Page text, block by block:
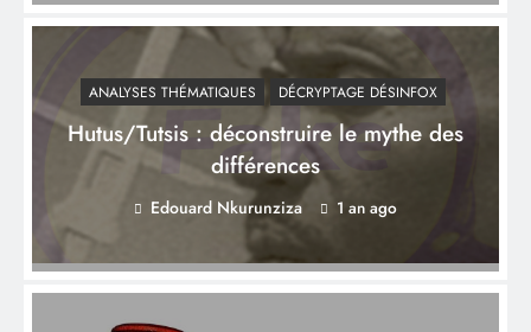
ANALYSES THÉMATIQUES DÉCRYPTAGE DÉSINFOX
Hutus/Tutsis : déconstruire le mythe des
différences
Edouard Nkurunziza 1 an ago